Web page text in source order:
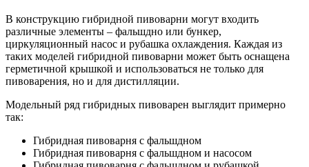
В конструкцию гибридной пивоварни могут входить
различные элементы – фальшдно или бункер,
циркуляционный насос и рубашка охлаждения. Каждая из
таких моделей гибридной пивоварни может быть оснащена
герметичной крышкой и использоваться не только для
пивоварения, но и для дистилляции.
Модельный ряд гибридных пивоварен выглядит примерно
так:
Гибридная пивоварня с фальшдном
Гибридная пивоварня с фальшдном и насосом